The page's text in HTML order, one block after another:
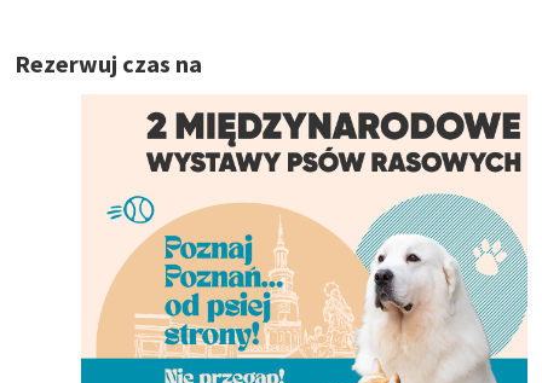
Rezerwuj czas na